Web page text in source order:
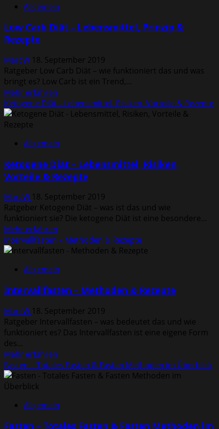
online
und
Österreich
–
Kryptowährungen
kaufen
Allgemein
Low Carb Diät – Lebensmittel, Prinzip &
Rezepte
MarcW 18. September 2019
Ratgeber Low Carb Diät – wie funktioniert das und was
bringt es? Low Carb ist ein Trend,...
Mehr erfahren
Informationen
über
Diät
Lebensmittel,
Prinzip
Rezepte
Ketogene Diät – Lebensmittel, Risiken, Vorteile & Rezepte
Allgemein
Ketogene Diät – Lebensmittel, Risiken,
Vorteile & Rezepte
MarcW 18. September 2019
Ratgeber Ketogene Diät – was ist das und wie
funktioniert sie? Die ketogene Diät ist eine besondere...
Mehr erfahren
Informationen
über
Diät
Lebensmittel,
Vorteile
&
Rezepte
Intervallfasten – Methoden & Rezepte
Allgemein
Intervallfasten – Methoden & Rezepte
MarcW 18. September 2019
Ratgeber Intervallfasten – was bedeutet das und wie
funktioniert es? Das Intervallfasten ist eine eigene Form
des...
Mehr erfahren
Informationen
über
Methoden
Fasten – Totales Fasten & Fasten Methoden im Überblick
Allgemein
Fasten – Totales Fasten & Fasten Methoden im